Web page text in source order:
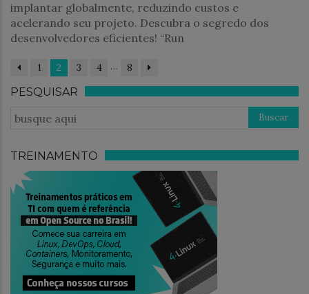
implantar globalmente, reduzindo custos e
acelerando seu projeto. Descubra o segredo dos
desenvolvedores eficientes! “Run
1 2 3 4 … 8
PESQUISAR
TREINAMENTO